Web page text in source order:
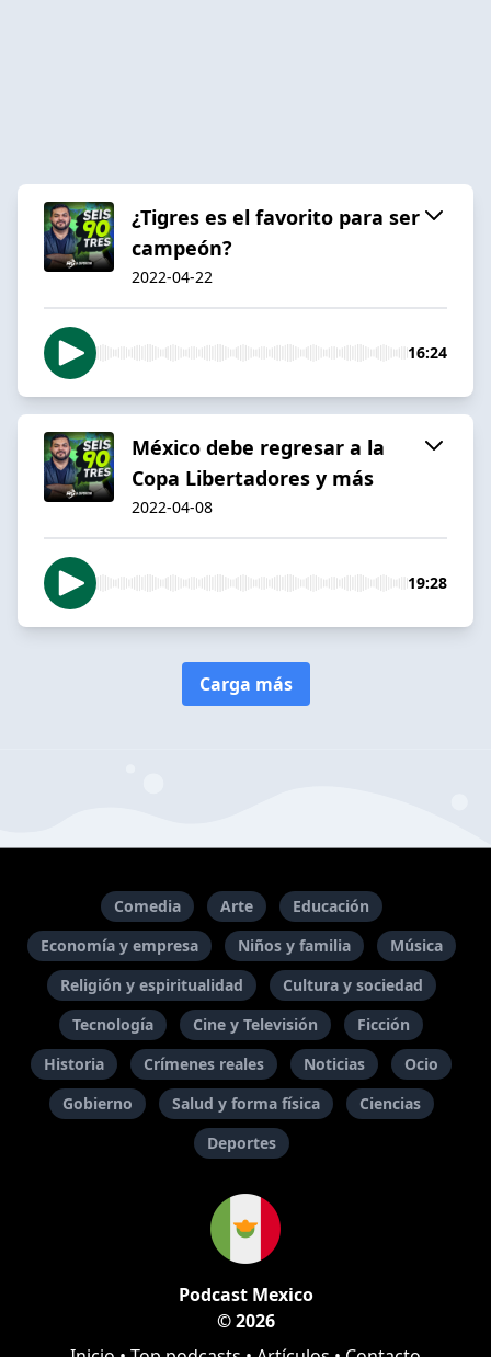
¿Tigres es el favorito para ser
campeón?
2022-04-22
16:24
México debe regresar a la
Copa Libertadores y más
2022-04-08
19:28
Carga más
Comedia Arte
Educación
Economía y empresa
Niños y familia
Música
Religión y espiritualidad
Cultura y sociedad
Tecnología
Cine y Televisión
Ficción
Historia
Crímenes reales Noticias
Ocio
Gobierno
Salud y forma física
Ciencias
Deportes
Podcast Mexico
© 2026